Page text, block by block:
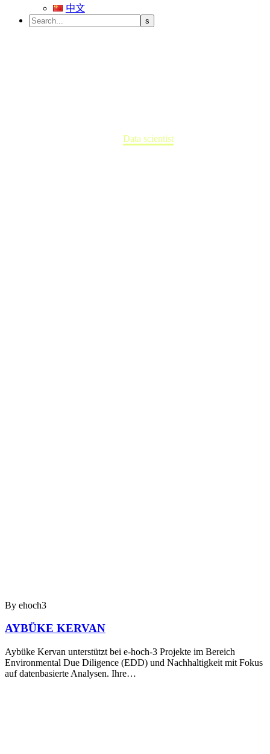
中文
Data scientist
By ehoch3
AYBÜKE KERVAN
Aybüke Kervan unterstützt bei e-hoch-3 Projekte im Bereich
Environmental Due Diligence (EDD) und Nachhaltigkeit mit Fokus
auf datenbasierte Analysen. Ihre…